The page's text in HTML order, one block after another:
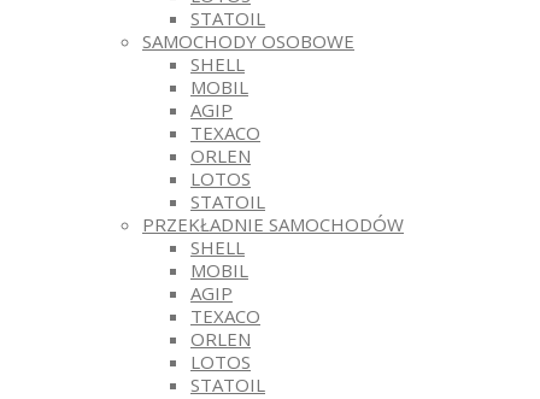
STATOIL
SAMOCHODY OSOBOWE
SHELL
MOBIL
AGIP
TEXACO
ORLEN
LOTOS
STATOIL
PRZEKŁADNIE SAMOCHODÓW
SHELL
MOBIL
AGIP
TEXACO
ORLEN
LOTOS
STATOIL